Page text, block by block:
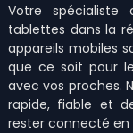
Votre spécialiste
tablettes dans la
appareils mobiles
que ce soit pour
avec vos proches.
rapide, fiable et
rester connecté